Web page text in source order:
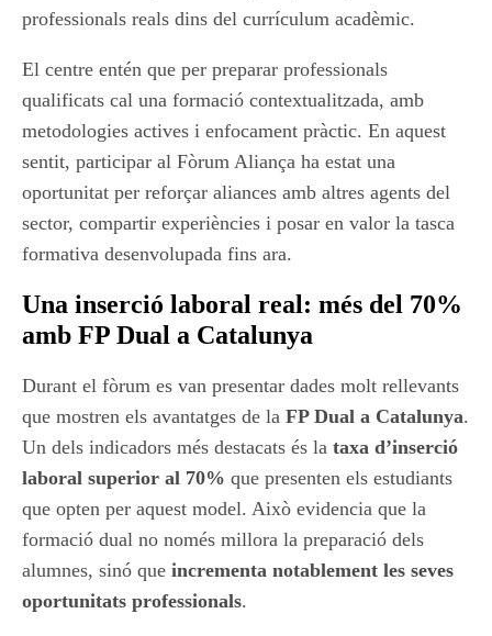
professionals reals dins del currículum acadèmic.
El centre entén que per preparar professionals
qualificats cal una formació contextualitzada, amb
metodologies actives i enfocament pràctic. En aquest
sentit, participar al Fòrum Aliança ha estat una
oportunitat per reforçar aliances amb altres agents del
sector, compartir experiències i posar en valor la tasca
formativa desenvolupada fins ara.
Una inserció laboral real: més del 70%
amb FP Dual a Catalunya
Durant el fòrum es van presentar dades molt rellevants
que mostren els avantatges de la FP Dual a Catalunya.
Un dels indicadors més destacats és la taxa d’inserció
laboral superior al 70% que presenten els estudiants
que opten per aquest model. Això evidencia que la
formació dual no només millora la preparació dels
alumnes, sinó que incrementa notablement les seves
oportunitats professionals.